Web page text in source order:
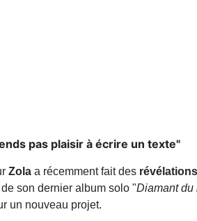
pas plaisir à écrire un texte"
Zola a récemment fait des
de son dernier album solo "Diamant du
un nouveau projet.